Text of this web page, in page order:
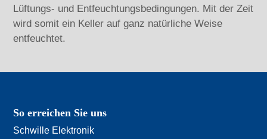
Lüftungs- und Entfeuchtungsbedingungen. Mit der Zeit
wird somit ein Keller auf ganz natürliche Weise
entfeuchtet.
So erreichen Sie uns
Schwille Elektronik